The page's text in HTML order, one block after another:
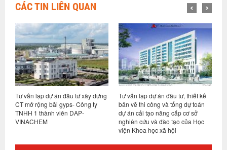
CÁC TIN LIÊN QUAN
dựng
Tư vấn lập dự án đầu tư, thiết kế
bản vẽ thi công và tổng dự toán
dự án cải tạo nâng cấp cơ sở
nghiên cứu và đào tạo của Học
Lập dự án đầu tư xây dựng nhà
điều hành và nhà ở tập thể xí
nghiệp than Tân Lập - Công ty
TNHH một thành viên than Hạ
Long